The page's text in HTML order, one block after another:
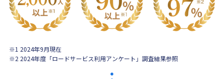
※1 2024年9月現在
※2 2024年度「ロードサービス利用アンケート」調査結果参照